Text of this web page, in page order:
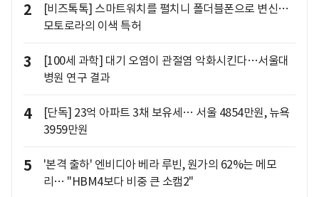
2
[비즈톡톡] 스마트워치를 펼치니 폴더블폰으로 변신…
모토로라의 이색 특허
3
[100세 과학] 대기 오염이 관절염 악화시킨다…서울대
병원 연구 결과
4
[단독] 23억 아파트 3채 보유세… 서울 4854만원, 뉴욕
3959만원
5
'본격 출하' 엔비디아 베라 루빈, 원가의 62%는 메모
리… "HBM4보다 비중 큰 소캠2"